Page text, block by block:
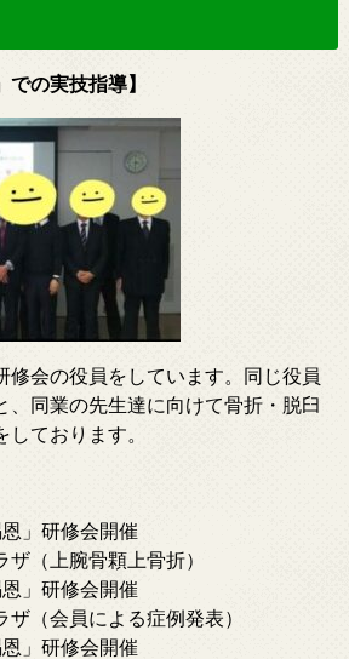
での実技指導】
修会の役員をしています。同じ役員
、同業の先生達に向けて骨折・脱臼
ております。
」研修会開催
（上腕骨顆上骨折）
」研修会開催
（会員による症例発表）
」研修会開催